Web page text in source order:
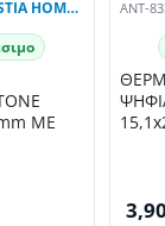
ESTIA HOME ART
ΜΕ
ANT-